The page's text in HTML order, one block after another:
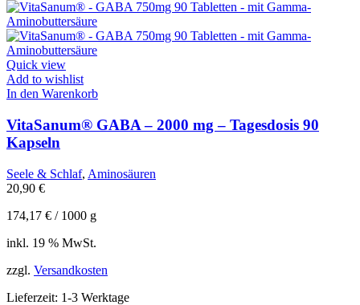
Quick view
Add to wishlist
In den Warenkorb
VitaSanum® GABA – 2000 mg – Tagesdosis 90
Kapseln
Seele & Schlaf, Aminosäuren
20,90 €
174,17 € / 1000 g
inkl. 19 % MwSt.
zzgl. Versandkosten
Lieferzeit: 1-3 Werktage